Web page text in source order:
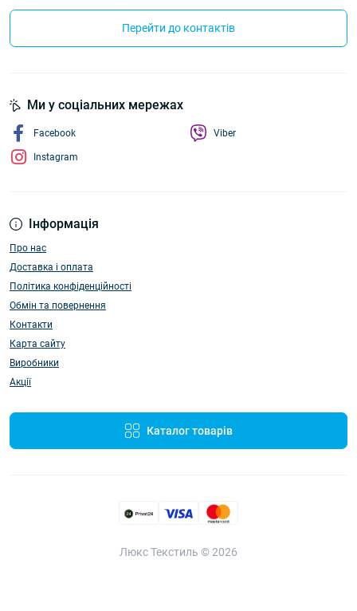
Перейти до контактів
Інформація
Про нас
Доставка і оплата
Політика конфіденційності
Обмін та повернення
Контакти
Карта сайту
Виробники
Акції
Каталог товарів
Ми у соціальних мережах
Facebook
Instagram
Viber
Люкс Текстиль © 2026